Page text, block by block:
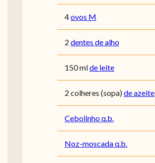
4ovos M
2 dentes de alho
150mlde leite
2 colheres (sopa)de azeite
Cebolinho q.b.
Noz-moscada q.b.